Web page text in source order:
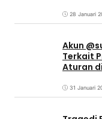
28 Januari
Akun
Terkait
Aturan
31 Januari